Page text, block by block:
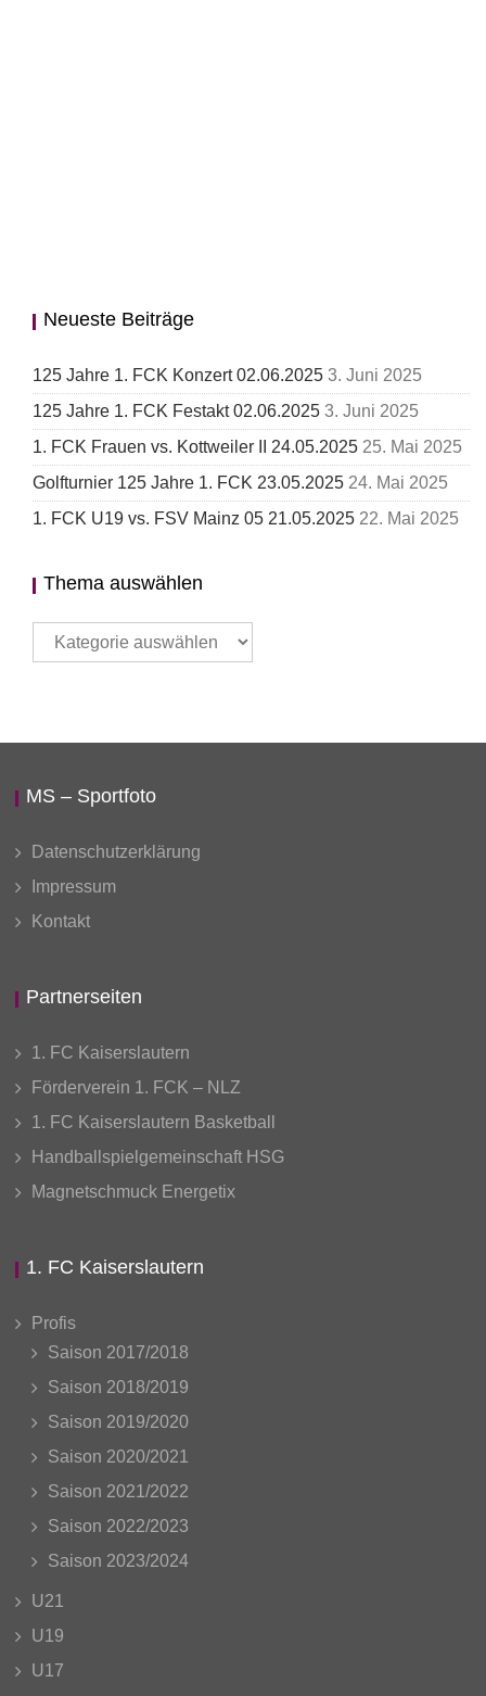
Neueste Beiträge
125 Jahre 1. FCK Konzert 02.06.2025 3. Juni 2025
125 Jahre 1. FCK Festakt 02.06.2025 3. Juni 2025
1. FCK Frauen vs. Kottweiler II 24.05.2025 25. Mai 2025
Golfturnier 125 Jahre 1. FCK 23.05.2025 24. Mai 2025
1. FCK U19 vs. FSV Mainz 05 21.05.2025 22. Mai 2025
Thema auswählen
Thema
auswählen
MS – Sportfoto
Datenschutzerklärung
Impressum
Kontakt
Partnerseiten
1. FC Kaiserslautern
Förderverein 1. FCK – NLZ
1. FC Kaiserslautern Basketball
Handballspielgemeinschaft HSG
Magnetschmuck Energetix
1. FC Kaiserslautern
Profis
Saison 2017/2018
Saison 2018/2019
Saison 2019/2020
Saison 2020/2021
Saison 2021/2022
Saison 2022/2023
Saison 2023/2024
U21
U19
U17